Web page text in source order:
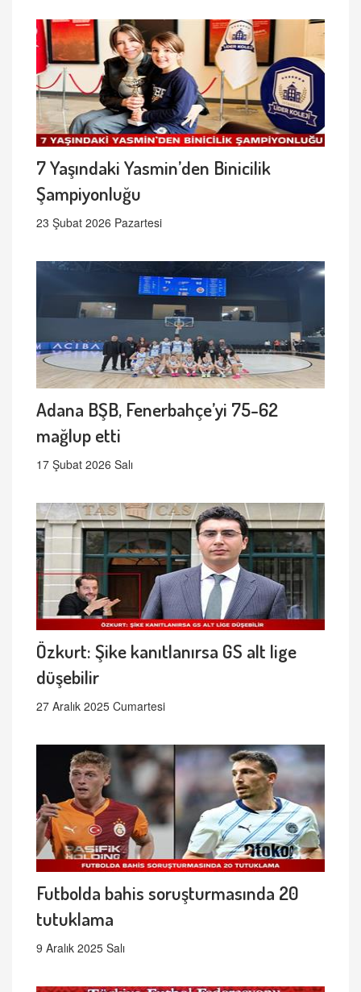
7 Yaşındaki Yasmin’den Binicilik
Şampiyonluğu
23 Şubat 2026 Pazartesi
Adana BŞB, Fenerbahçe’yi 75-62
mağlup etti
17 Şubat 2026 Salı
Özkurt: Şike kanıtlanırsa GS alt lige
düşebilir
27 Aralık 2025 Cumartesi
Futbolda bahis soruşturmasında 20
tutuklama
9 Aralık 2025 Salı